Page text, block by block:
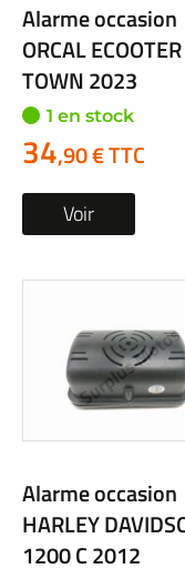
Alarme occasion
ORCAL
TOWN 2023
1 en stock
34,90 € TTC
Voir
Alarme occasion
HARLEY
1200 C 2012